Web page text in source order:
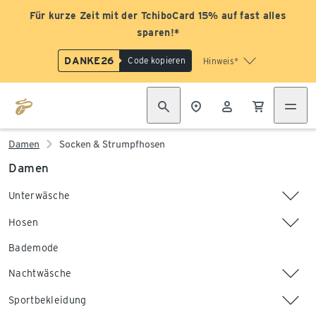
Für kurze Zeit mit der TchiboCard 15% auf fast alles
sparen!*
DANKE26 Code kopieren Hinweis*
Damen Socken & Strumpfhosen
Damen
Unterwäsche
Hosen
Bademode
Nachtwäsche
Sportbekleidung